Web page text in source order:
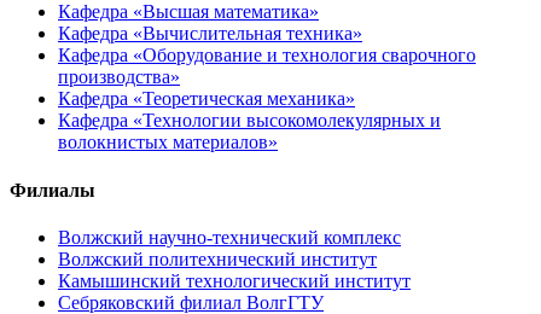
Кафедра «Высшая математика»
Кафедра «Вычислительная техника»
Кафедра «Оборудование и технология сварочного
производства»
Кафедра «Теоретическая механика»
Кафедра «Технологии высокомолекулярных и
волокнистых материалов»
Филиалы
Волжский научно-технический комплекс
Волжский политехнический институт
Камышинский технологический институт
Себряковский филиал ВолгГТУ